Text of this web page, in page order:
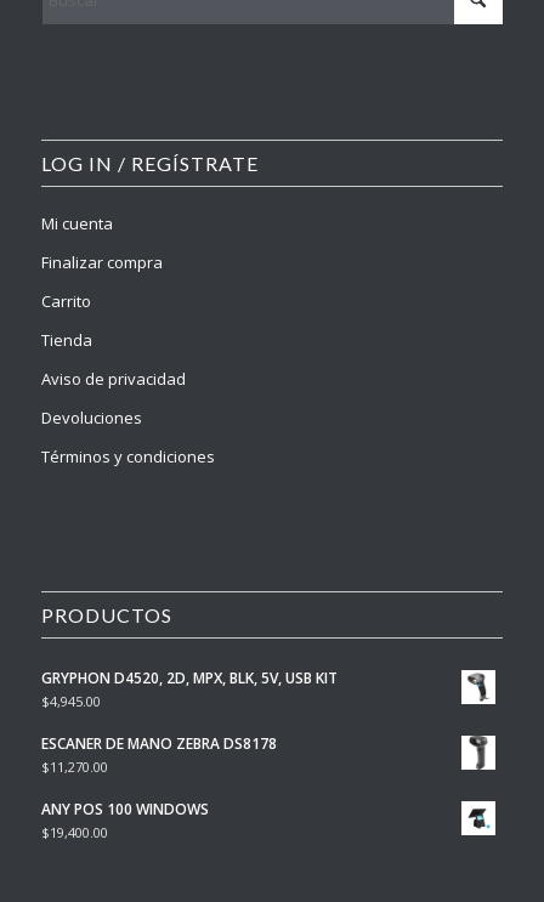
LOG IN / REGÍSTRATE
Mi cuenta
Finalizar compra
Carrito
Tienda
Aviso de privacidad
Devoluciones
Términos y condiciones
PRODUCTOS
GRYPHON D4520, 2D, MPX, BLK, 5V, USB KIT
$4,945.00
ESCANER DE MANO ZEBRA DS8178
$11,270.00
ANY POS 100 WINDOWS
$19,400.00